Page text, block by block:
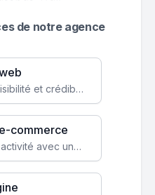
de notre agence
Augmentez votre visibilité et crédibilité en ligne avec un site web performant, conçu pour attirer plus de clients.
commerce
Transformez votre activité avec une boutique en ligne, accessible à l'échelle mondiale 24/7.